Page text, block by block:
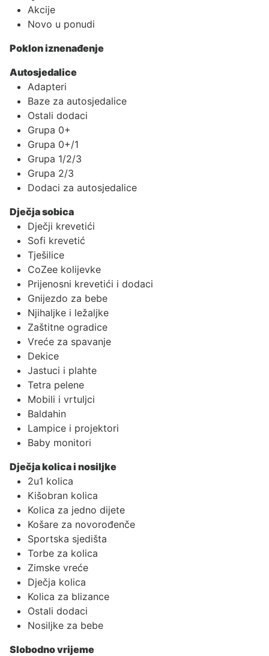
Akcije
Novo u ponudi
Poklon iznenađenje
Autosjedalice
Adapteri
Baze za autosjedalice
Ostali dodaci
Grupa 0+
Grupa 0+/1
Grupa 1/2/3
Grupa 2/3
Dodaci za autosjedalice
Dječja sobica
Dječji krevetići
Sofi krevetić
Tješilice
CoZee kolijevke
Prijenosni krevetići i dodaci
Gnijezdo za bebe
Njihaljke i ležaljke
Zaštitne ogradice
Vreće za spavanje
Dekice
Jastuci i plahte
Tetra pelene
Mobili i vrtuljci
Baldahin
Lampice i projektori
Baby monitori
Dječja kolica i nosiljke
2u1 kolica
Kišobran kolica
Kolica za jedno dijete
Košare za novorođenče
Sportska sjedišta
Torbe za kolica
Zimske vreće
Dječja kolica
Kolica za blizance
Ostali dodaci
Nosiljke za bebe
Slobodno vrijeme